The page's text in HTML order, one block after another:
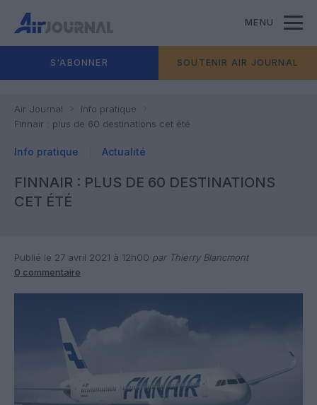
MENU
S'ABONNER SOUTENIR AIR JOURNAL
Air Journal
Info pratique
Finnair : plus de 60 destinations cet été
Info pratique Actualité
FINNAIR : PLUS DE 60 DESTINATIONS
CET ÉTÉ
Publié le 27 avril 2021 à 12h00 par Thierry Blancmont
0 commentaire